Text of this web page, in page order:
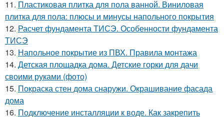
11. Пластиковая плитка для пола ванной. Виниловая
плитка для пола: плюсы и минусы напольного покрытия
12. Расчет фундамента ТИСЭ. Особенности фундамента
ТИСЭ
13. Напольное покрытие из ПВХ. Правила монтажа
14. Детская площадка дома. Детские горки для дачи
своими руками (фото)
15. Покраска стен дома снаружи. Окрашивание фасада
дома
16. Подключение инсталляции к воде. Как закрепить